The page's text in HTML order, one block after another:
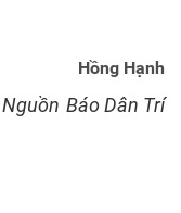
Hồng Hạnh
Nguồn Báo Dân Trí